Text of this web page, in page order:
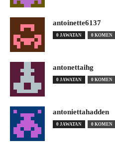
antoinette6137
0 JAWATAN 0 KOMEN
antonettaihg
0 JAWATAN 0 KOMEN
antoniettahadden
0 JAWATAN 0 KOMEN